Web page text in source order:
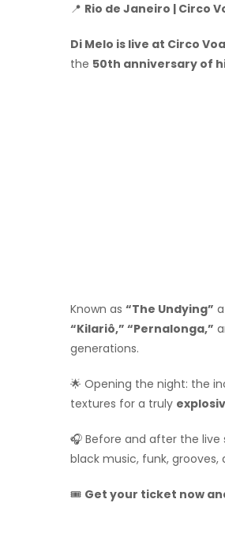
📍 Rio de Janeiro | Circo
Di Melo is live at Circo
the 50th anniversary of
Known as “The Undying”
“Kilariô,” “Pernalonga,”
generations.
🌟 Opening the night: the
textures for a truly
🎧 Before and after the live
black music, funk, grooves,
🎟️ Get your ticket now